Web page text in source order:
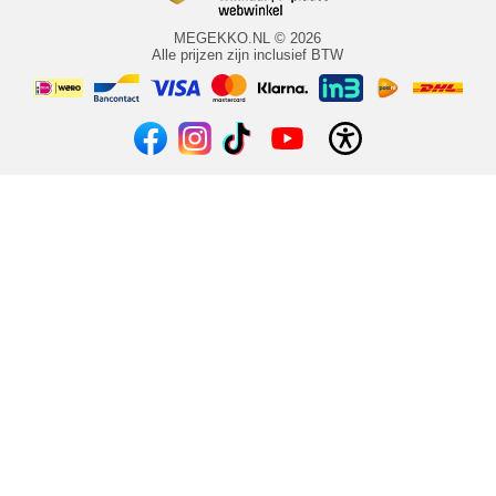
MEGEKKO.NL © 2026
Alle prijzen zijn inclusief BTW